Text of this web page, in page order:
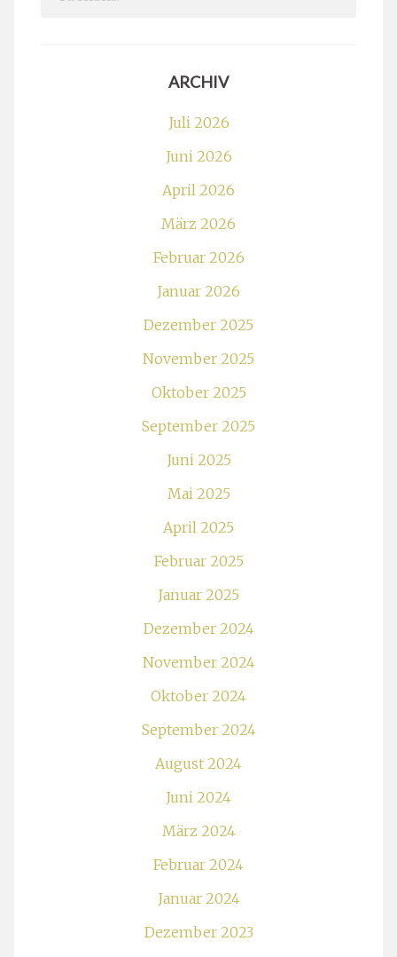
ARCHIV
Juli 2026
Juni 2026
April 2026
März 2026
Februar 2026
Januar 2026
Dezember 2025
November 2025
Oktober 2025
September 2025
Juni 2025
Mai 2025
April 2025
Februar 2025
Januar 2025
Dezember 2024
November 2024
Oktober 2024
September 2024
August 2024
Juni 2024
März 2024
Februar 2024
Januar 2024
Dezember 2023